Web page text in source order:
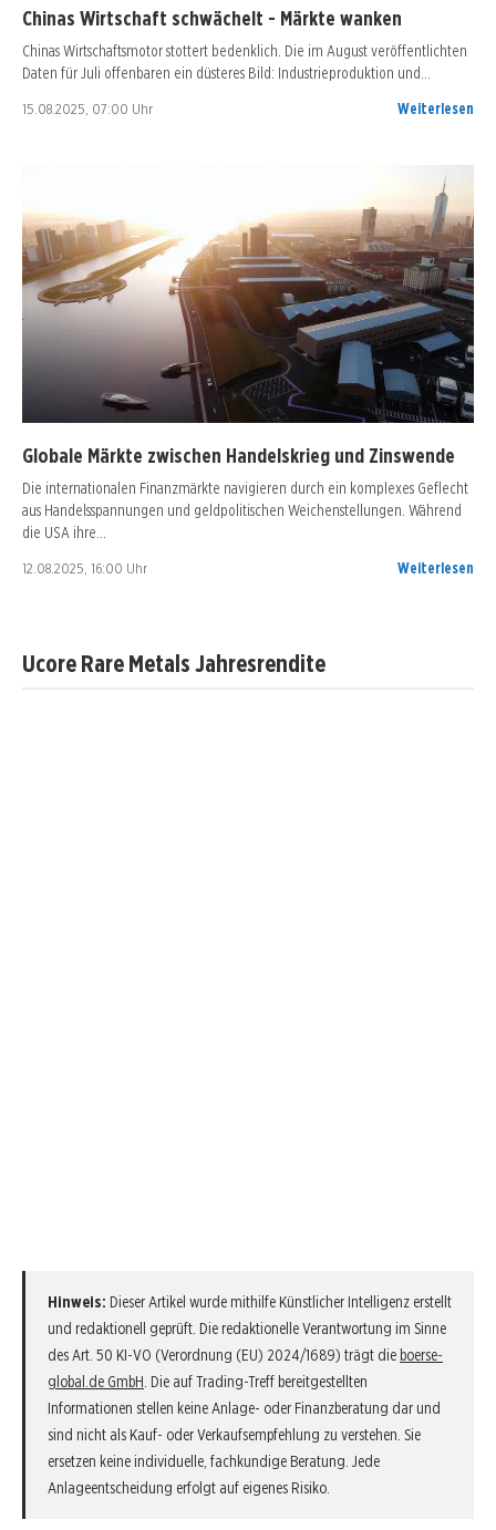
Chinas Wirtschaft schwächelt - Märkte wanken
Chinas Wirtschaftsmotor stottert bedenklich. Die im August veröffentlichten
Daten für Juli offenbaren ein düsteres Bild: Industrieproduktion und…
15.08.2025, 07:00 Uhr Weiterlesen
Globale Märkte zwischen Handelskrieg und Zinswende
Die internationalen Finanzmärkte navigieren durch ein komplexes Geflecht
aus Handelsspannungen und geldpolitischen Weichenstellungen. Während
die USA ihre…
12.08.2025, 16:00 Uhr Weiterlesen
Ucore Rare Metals Jahresrendite
Hinweis: Dieser Artikel wurde mithilfe Künstlicher Intelligenz erstellt
und redaktionell geprüft. Die redaktionelle Verantwortung im Sinne
des Art. 50 KI-VO (Verordnung (EU) 2024/1689) trägt die boerse-
global.de GmbH. Die auf Trading-Treff bereitgestellten
Informationen stellen keine Anlage- oder Finanzberatung dar und
sind nicht als Kauf- oder Verkaufsempfehlung zu verstehen. Sie
ersetzen keine individuelle, fachkundige Beratung. Jede
Anlageentscheidung erfolgt auf eigenes Risiko.